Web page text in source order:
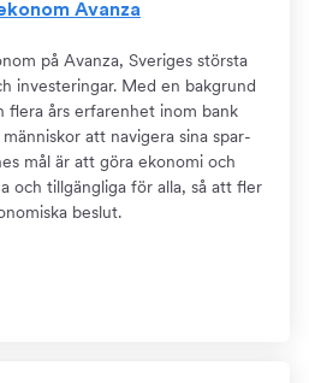
Avanza
på Avanza, Sveriges största
investeringar. Med en bakgrund
flera års erfarenhet inom bank
att navigera sina spar-
mål är att göra ekonomi och
och tillgängliga för alla, så att fler
beslut.